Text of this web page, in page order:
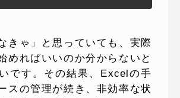
きゃ」と思っていても、実際
めればいいのか分からないと
です。その結果、Excelの手
スの管理が続き、非効率な状